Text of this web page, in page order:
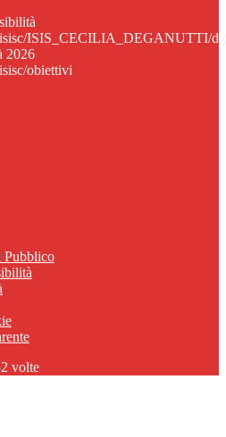
ISIS_CECILIA_DEGANUTTI/
2026
obiettivi
volte